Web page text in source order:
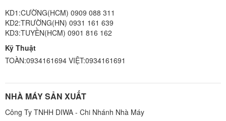
KD1:CƯỜNG(HCM) 0909 088 311
KD2:TRƯỜNG(HN) 0931 161 639
KD3:TUYỀN(HCM) 0901 816 162
Kỹ Thuật
TOÀN:0934161694 VIỆT:0934161691
NHÀ MÁY SẢN XUẤT
Công Ty TNHH DIWA - Chi Nhánh Nhà Máy